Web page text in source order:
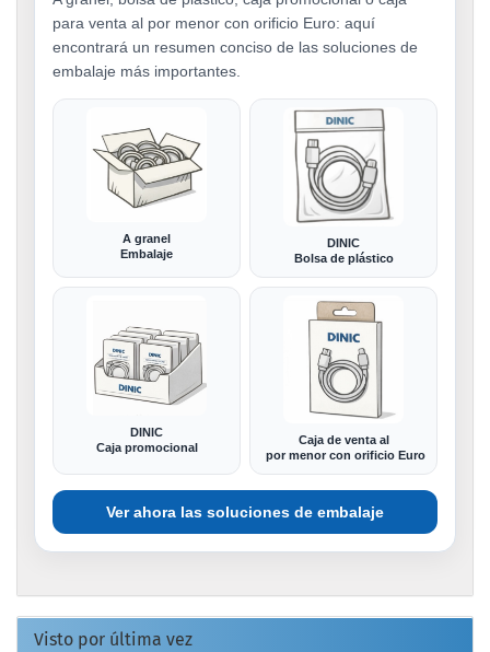
para venta al por menor con orificio Euro: aquí
encontrará un resumen conciso de las soluciones de
embalaje más importantes.
A granel
Embalaje
DINIC
Bolsa de plástico
DINIC
Caja promocional
Caja de venta al
por menor con orificio Euro
Ver ahora las soluciones de embalaje
Visto por última vez